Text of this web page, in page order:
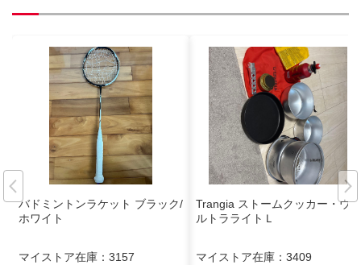
バドミントンラケット ブラック/
ホワイト
マイストア在庫： 3157
Trangia ストームクッカー・ウ
ルトラライトＬ
マイストア在庫： 3409